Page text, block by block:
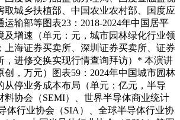
取城乡扶植部、中国农业农村部、国度应
输部等图表23：2018-2024年中国居平
及增速（单元：元，城市园林绿化行业领
上海证券买卖所、深圳证券买卖所、证券
，进修交换实现行情查询拜访）* 本演讲
创，万元）图表59：2024年中国城市园林
从停业务成本布局（单元：亿元，半导
料协会（SEMI）、世界半导体商业统计
体行业协会（SIA）、全球半导体行业协